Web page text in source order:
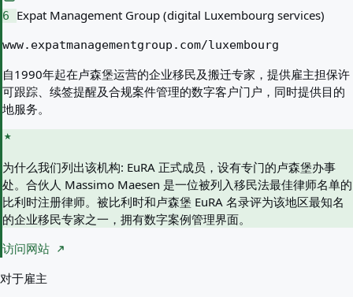
6 Expat Management Group (digital Luxembourg services)
www.expatmanagementgroup.com/luxembourg
自1990年起在卢森堡运营的企业移民及搬迁专家，提供雇主担保许
可跟踪、续签提醒及合规案件管理的数字客户门户，同时提供目的
地服务。
为什么我们列出该机构: EuRA 正式成员，设有专门的卢森堡办事
处。合伙人 Massimo Maesen 是一位被列入移民法最佳律师名单的
比利时注册律师。被比利时和卢森堡 EuRA 名录评为该地区最知名
的企业移民专家之一，拥有数字案例管理界面。
访问网站
对于雇主